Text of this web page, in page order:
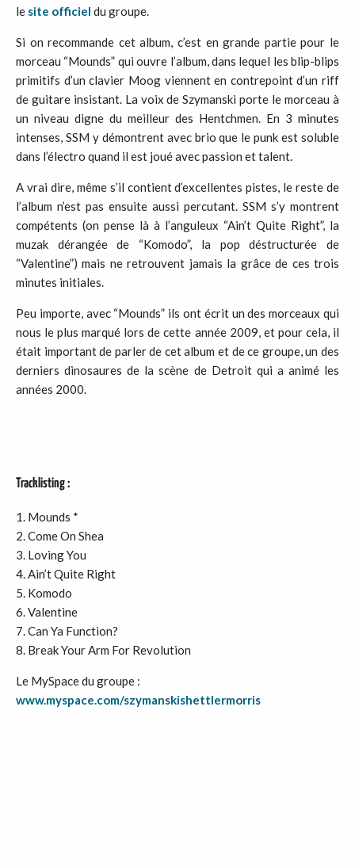
le site officiel du groupe.
Si on recommande cet album, c’est en grande partie pour le
morceau “Mounds” qui ouvre l’album, dans lequel les blip-blips
primitifs d’un clavier Moog viennent en contrepoint d’un riff
de guitare insistant. La voix de Szymanski porte le morceau à
un niveau digne du meilleur des Hentchmen. En 3 minutes
intenses, SSM y démontrent avec brio que le punk est soluble
dans l’électro quand il est joué avec passion et talent.
A vrai dire, même s’il contient d’excellentes pistes, le reste de
l’album n’est pas ensuite aussi percutant. SSM s’y montrent
compétents (on pense là à l’anguleux “Ain’t Quite Right”, la
muzak dérangée de “Komodo”, la pop déstructurée de
“Valentine”) mais ne retrouvent jamais la grâce de ces trois
minutes initiales.
Peu importe, avec “Mounds” ils ont écrit un des morceaux qui
nous le plus marqué lors de cette année 2009, et pour cela, il
était important de parler de cet album et de ce groupe, un des
derniers dinosaures de la scène de Detroit qui a animé les
années 2000.
Tracklisting :
Mounds *
Come On Shea
Loving You
Ain’t Quite Right
Komodo
Valentine
Can Ya Function?
Break Your Arm For Revolution
Le MySpace du groupe :
www.myspace.com/szymanskishettlermorris